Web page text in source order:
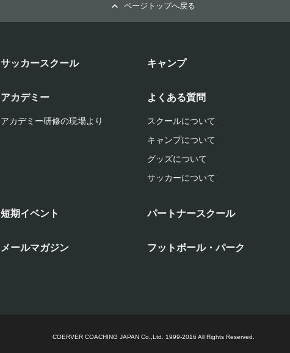
ページトップへ戻る
サッカースクール キャンプ
アカデミー
アカデミー研修の現場より
よくある質問
スクールについて
キャンプについて
グッズについて
サッカーについて
短期イベント パートナースクール
メールマガジン フットボール・パーク
COERVER COACHING JAPAN Co.,Ltd. 1999-2016 All Rights Reserved.